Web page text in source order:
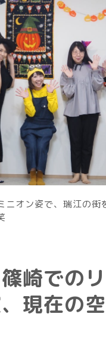
ニオン姿で、瑞江の街
崎での
現在の